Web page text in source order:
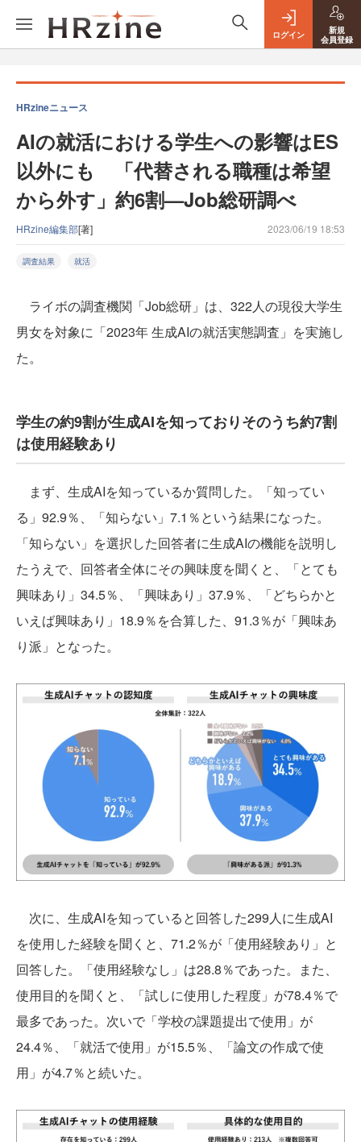
ログイン
新規
会員登録
HRzineニュース
AIの就活における学生への影響はES
以外にも 「代替される職種は希望
から外す」約6割—Job総研調べ
HRzine編集部[著] 2023/06/19 18:53
調査結果 就活
ライボの調査機関「Job総研」は、322人の現役大学生
男女を対象に「2023年 生成AIの就活実態調査」を実施し
た。
学生の約9割が生成AIを知っておりそのうち約7割
は使用経験あり
まず、生成AIを知っているか質問した。「知ってい
る」92.9％、「知らない」7.1％という結果になった。
「知らない」を選択した回答者に生成AIの機能を説明し
たうえで、回答者全体にその興味度を聞くと、「とても
興味あり」34.5％、「興味あり」37.9％、「どちらかと
いえば興味あり」18.9％を合算した、91.3％が「興味あ
り派」となった。
次に、生成AIを知っていると回答した299人に生成AI
を使用した経験を聞くと、71.2％が「使用経験あり」と
回答した。「使用経験なし」は28.8％であった。また、
使用目的を聞くと、「試しに使用した程度」が78.4％で
最多であった。次いで「学校の課題提出で使用」が
24.4％、「就活で使用」が15.5％、「論文の作成で使
用」が4.7％と続いた。